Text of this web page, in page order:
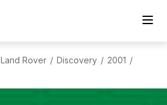
Land Rover / Discovery / 2001 /